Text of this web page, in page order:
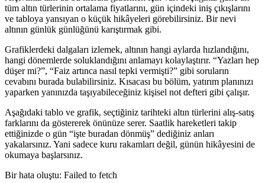
tüm altın türlerinin ortalama fiyatlarını, gün içindeki iniş çıkışlarını
ve tabloya yansıyan o küçük hikâyeleri görebilirsiniz. Bir nevi
altının günlük günlüğünü karıştırmak gibi.
Grafiklerdeki dalgaları izlemek, altının hangi aylarda hızlandığını,
hangi dönemlerde soluklandığını anlamayı kolaylaştırır. “Yazları hep
düşer mi?”, “Faiz artınca nasıl tepki vermişti?” gibi soruların
cevabını burada bulabilirsiniz. Kısacası bu bölüm, yatırım planınızı
yaparken yanınızda taşıyabileceğiniz kişisel not defteri gibi çalışır.
Aşağıdaki tablo ve grafik, seçtiğiniz tarihteki altın türlerini alış-satış
farklarını da göstererek önünüze serer. Saatlik hareketleri takip
ettiğinizde o gün “işte buradan dönmüş” dediğiniz anları
yakalarsınız. Yani sadece kuru rakamları değil, günün hikâyesini de
okumaya başlarsınız.
Bir hata oluştu: Failed to fetch